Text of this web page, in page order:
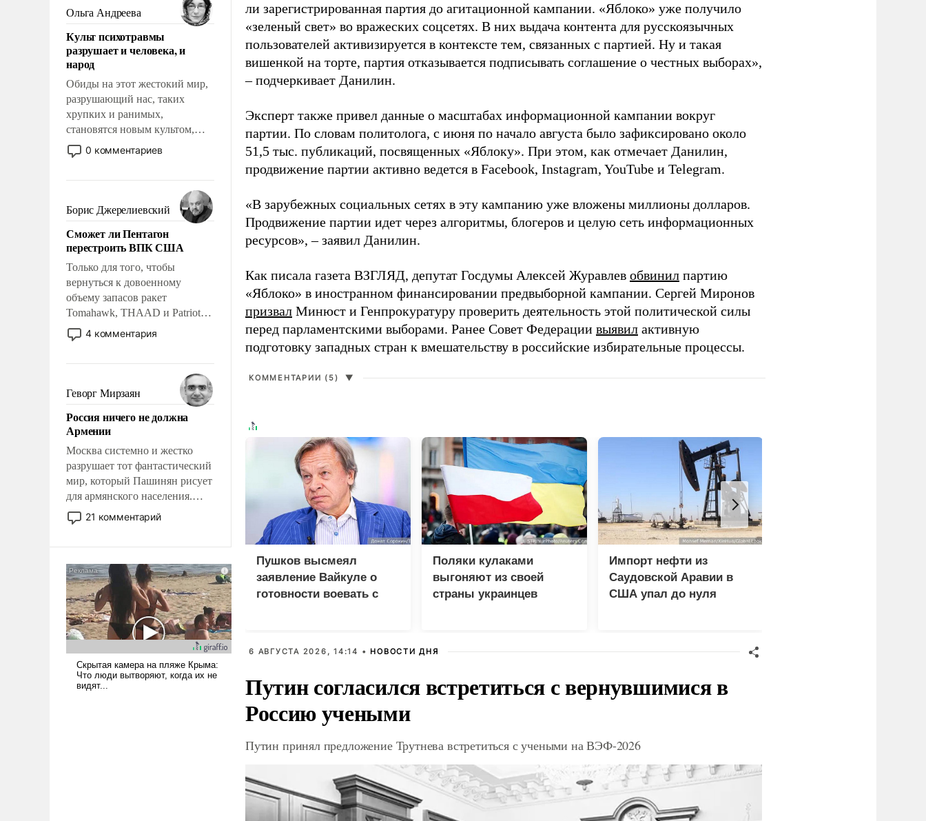
Ольга Андреева
Культ психотравмы
разрушает и человека, и
народ
Обиды на этот жестокий мир,
разрушающий нас, таких
хрупких и ранимых,
становятся новым культом,
постепенно вытесняя и
отменяя традиционное
мужественным и твердым под
ударами судьбы, брать на себя
ответственность, помогать
слабым, идти вперед и
адаптироваться.
0 комментариев
Борис Джерелиевский
Сможет ли Пентагон
перестроить ВПК США
Только для того, чтобы
вернуться к довоенному
объему запасов ракет
Tomahawk, THAAD и Patriot
США потребуется более трех
лет. Даже небольшая война с
Сложившаяся ситуация
означает многолетний период
уязвимости США, например,
перед Китаем.
4 комментария
Геворг Мирзаян
Россия ничего не должна
Армении
Москва системно и жестко
разрушает тот фантастический
мир, который Пашинян рисует
для армянского населения.
Мир, где политические
прожекты будут безусловно
налогоплательщиков и где
Еревану за свои поступки не
нужно отвечать.
21 комментарий
ли зарегистрированная партия до агитационной кампании. «Яблоко» уже получило
«зеленый свет» во вражеских соцсетях. В них выдача контента для русскоязычных
пользователей активизируется в контексте тем, связанных с партией. Ну и такая
вишенкой на торте, партия отказывается подписывать соглашение о честных выборах»,
– подчеркивает Данилин.
Эксперт также привел данные о масштабах информационной кампании вокруг
партии. По словам политолога, с июня по начало августа было зафиксировано около
51,5 тыс. публикаций, посвященных «Яблоку». При этом, как отмечает Данилин,
продвижение партии активно ведется в Facebook, Instagram, YouTube и Telegram.
«В зарубежных социальных сетях в эту кампанию уже вложены миллионы долларов.
Продвижение партии идет через алгоритмы, блогеров и целую сеть информационных
ресурсов», – заявил Данилин.
Как писала газета ВЗГЛЯД, депутат Госдумы Алексей Журавлев обвинил партию
«Яблоко» в иностранном финансировании предвыборной кампании. Сергей Миронов
призвал Минюст и Генпрокуратуру проверить деятельность этой политической силы
перед парламентскими выборами. Ранее Совет Федерации выявил активную
подготовку западных стран к вмешательству в российские избирательные процессы.
КОММЕНТАРИИ (5) ▼
Пушков высмеял
заявление Вайкуле о
готовности воевать с
Поляки кулаками
выгоняют из своей
страны украинцев
Импорт нефти из
Саудовской Аравии в
США упал до нуля
6 АВГУСТА 2026, 14:14 • НОВОСТИ ДНЯ
Путин согласился встретиться с вернувшимися в
Россию учеными
Путин принял предложение Трутнева встретиться с учеными на ВЭФ-2026